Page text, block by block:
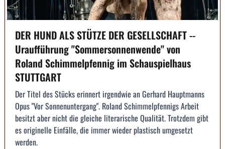
DER HUND ALS STÜTZE DER GESELLSCHAFT --
Uraufführung "Sommersonnenwende" von
Roland Schimmelpfennig im Schauspielhaus
STUTTGART
Der Titel des Stücks erinnert irgendwie an Gerhard Hauptmanns
Opus "Vor Sonnenuntergang". Roland Schimmelpfennigs Arbeit
besitzt aber nicht die gleiche literarische Qualität. Trotzdem gibt
es originelle Einfälle, die immer wieder plastisch umgesetzt
werden.